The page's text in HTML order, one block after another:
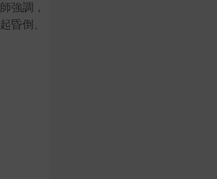
強調，
昏倒、